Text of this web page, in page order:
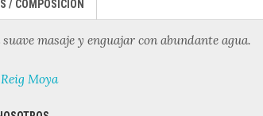
/ COMPOSICIÓN
masaje y enguajar con abundante agua.
Moya